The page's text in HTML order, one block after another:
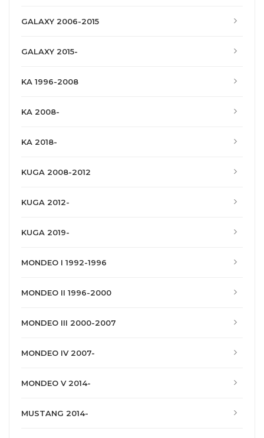
GALAXY 2006-2015
GALAXY 2015-
KA 1996-2008
KA 2008-
KA 2018-
KUGA 2008-2012
KUGA 2012-
KUGA 2019-
MONDEO I 1992-1996
MONDEO II 1996-2000
MONDEO III 2000-2007
MONDEO IV 2007-
MONDEO V 2014-
MUSTANG 2014-